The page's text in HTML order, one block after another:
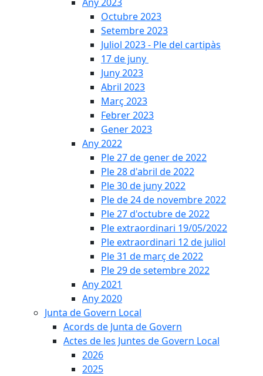
Octubre 2023
Setembre 2023
Juliol 2023 - Ple del cartipàs
17 de juny
Juny 2023
Abril 2023
Març 2023
Febrer 2023
Gener 2023
Any 2022
Ple 27 de gener de 2022
Ple 28 d'abril de 2022
Ple 30 de juny 2022
Ple de 24 de novembre 2022
Ple 27 d'octubre de 2022
Ple extraordinari 19/05/2022
Ple extraordinari 12 de juliol
Ple 31 de març de 2022
Ple 29 de setembre 2022
Any 2021
Any 2020
Junta de Govern Local
Acords de Junta de Govern
Actes de les Juntes de Govern Local
2026
2025